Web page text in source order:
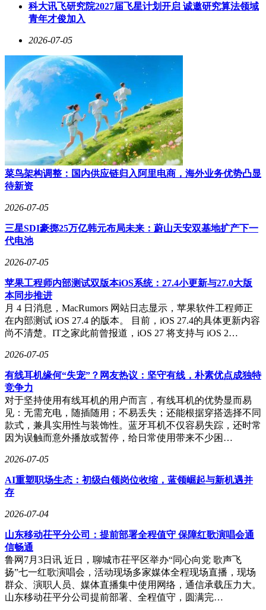
科大讯飞研究院2027届飞星计划开启 诚邀研究算法领域
青年才俊加入
2026-07-05
菜鸟架构调整：国内供应链归入阿里电商，海外业务优势凸显
待新资
2026-07-05
三星SDI豪掷25万亿韩元布局未来：蔚山天安双基地扩产下一
代电池
2026-07-05
苹果工程师内部测试双版本iOS系统：27.4小更新与27.0大版
本同步推进
月 4 日消息，MacRumors 网站日志显示，苹果软件工程师正
在内部测试 iOS 27.4 的版本。 目前，iOS 27.4的具体更新内容
尚不清楚。IT之家此前曾报道，iOS 27 将支持与 iOS 2…
2026-07-05
有线耳机缘何“失宠”？网友热议：坚守有线，朴素优点成独特
竞争力
对于坚持使用有线耳机的用户而言，有线耳机的优势显而易
见：无需充电，随插随用；不易丢失；还能根据穿搭选择不同
款式，兼具实用性与装饰性。蓝牙耳机不仅容易失踪，还时常
因为误触而意外播放或暂停，给日常使用带来不少困…
2026-07-05
AI重塑职场生态：初级白领岗位收缩，蓝领崛起与新机遇并
存
2026-07-04
山东移动茌平分公司：提前部署全程值守 保障红歌演唱会通
信畅通
鲁网7月3日讯 近日，聊城市茌平区举办“同心向党 歌声飞
扬”七一红歌演唱会，活动现场多家媒体全程现场直播，现场
群众、演职人员、媒体直播集中使用网络，通信承载压力大。
山东移动茌平分公司提前部署、全程值守，圆满完…